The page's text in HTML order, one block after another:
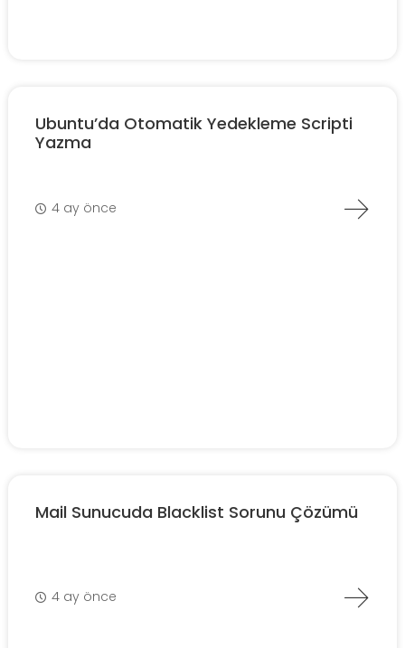
Ubuntu’da Otomatik Yedekleme Scripti
Yazma
4 ay önce
Mail Sunucuda Blacklist Sorunu Çözümü
4 ay önce